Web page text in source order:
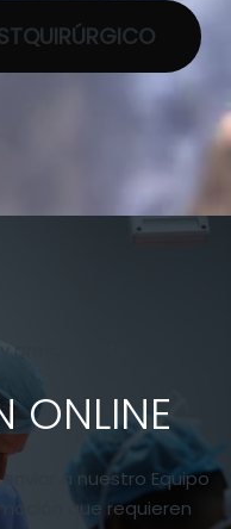
presupuesto
ONLINE
a nuestro Equipo
que requieren